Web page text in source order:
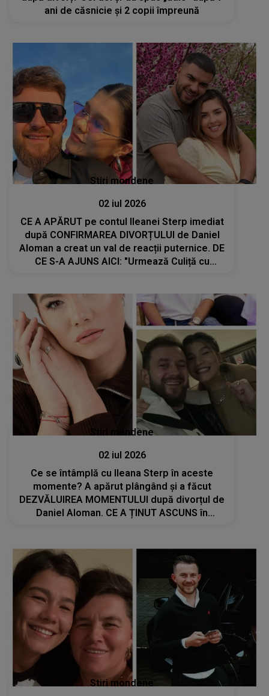
ani de căsnicie și 2 copii împreună
Stiri mondene
02 iul 2026
CE A APĂRUT pe contul Ileanei Sterp imediat
după CONFIRMAREA DIVORȚULUI de Daniel
Aloman a creat un val de reacții puternice. DE
CE S-A AJUNS AICI: "Urmează Culiță cu
Stiri mondene
02 iul 2026
Ce se întâmplă cu Ileana Sterp în aceste
momente? A apărut plângând și a făcut
DEZVĂLUIREA MOMENTULUI după divorțul de
Daniel Aloman. CE A ȚINUT ASCUNS în
Stiri mondene